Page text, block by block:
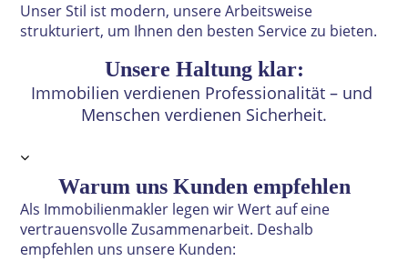
Unser Stil ist modern, unsere Arbeitsweise
strukturiert, um Ihnen den besten Service zu bieten.
Unsere Haltung klar:
Immobilien verdienen Professionalität – und
Menschen verdienen Sicherheit.
Warum uns Kunden empfehlen
Als Immobilienmakler legen wir Wert auf eine
vertrauensvolle Zusammenarbeit. Deshalb
empfehlen uns unsere Kunden: